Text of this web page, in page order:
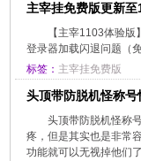
主宰挂免费版更新
【主宰1103体验
登录器加载闪退问题（
标签： 主宰挂免费版
头顶带防脱机怪称
头顶带防脱机怪称
疼，但是其实也是非常
功能就可以无视掉他们